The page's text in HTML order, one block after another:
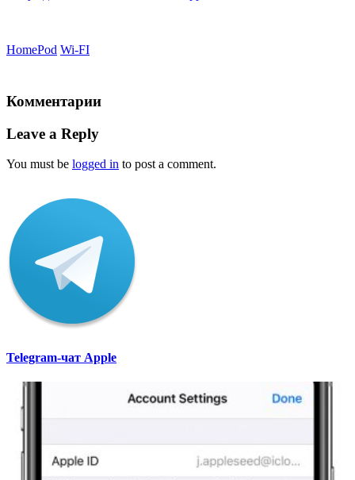
HomePod Wi-FI
Комментарии
Leave a Reply
You must be logged in to post a comment.
Telegram-чат Apple